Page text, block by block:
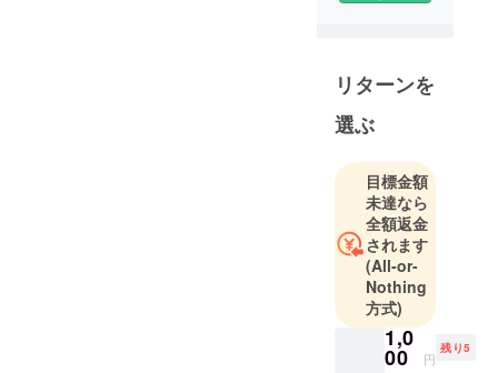
げたいとい
う想いか
ら、
ムカフェ開
店に挑戦し
ます！
リターンを
選ぶ
目標金額
未達なら
全額返金
されます
(All-or-
Nothing
方式)
1,0
00 円
残り5